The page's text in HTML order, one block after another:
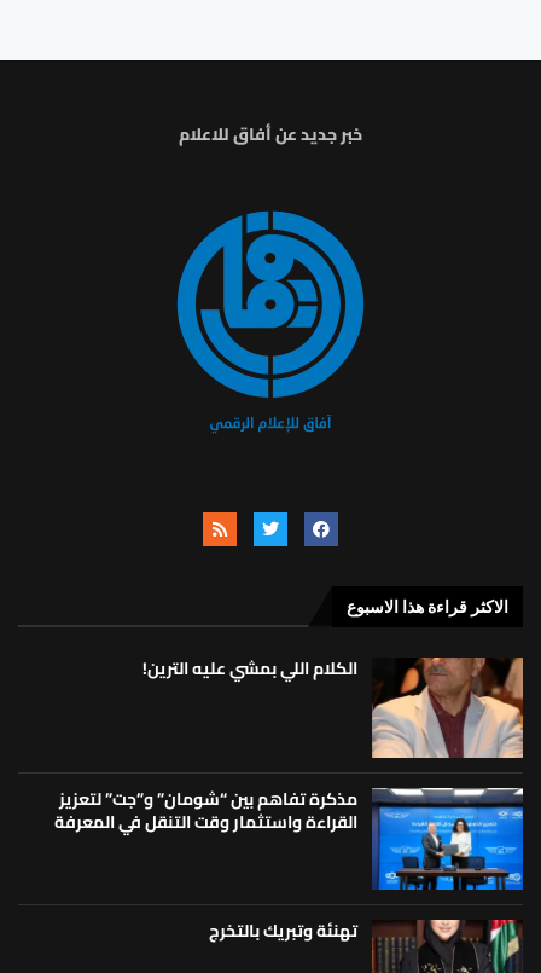
خبر جديد عن أفاق للاعلام
الاكثر قراءة هذا الاسبوع
الكلام اللي بمشي عليه الترين!
مذكرة تفاهم بين “شومان” و”جت” لتعزيز
القراءة واستثمار وقت التنقل في المعرفة
تهنئة وتبريك بالتخرج